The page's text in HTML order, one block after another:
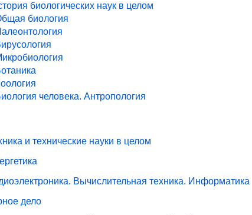
биологических наук в целом
биология
человека. Антропология
и технические науки в целом
Вычислительная техника. Информатика
дело